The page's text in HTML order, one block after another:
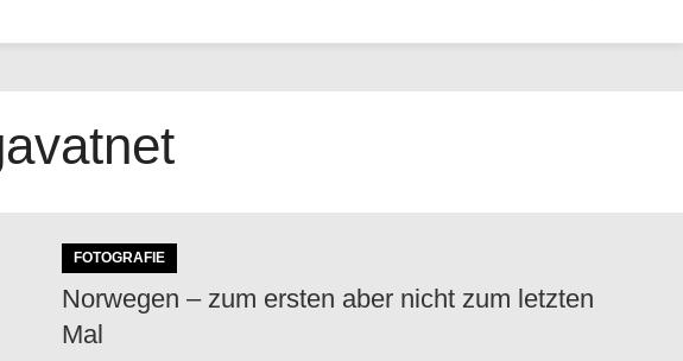
FOTOGRAFIE
Norwegen – zum ersten aber nicht zum letzten
Mal